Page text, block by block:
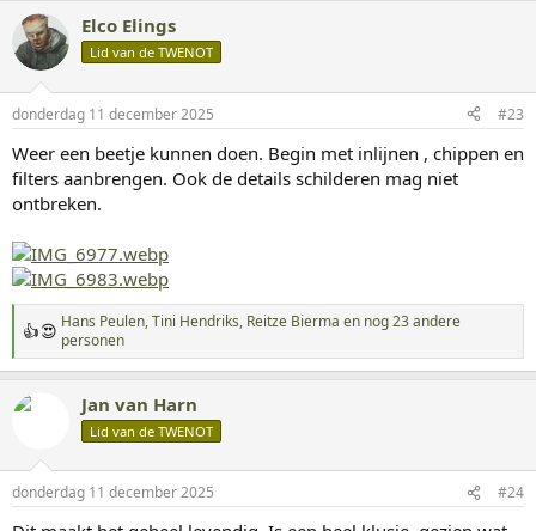
r
d
e
n
e
n
:
Elco Elings
Lid van de TWENOT
donderdag 11 december 2025 #23
Weer een beetje kunnen doen. Begin met inlijnen , chippen en
filters aanbrengen. Ook de details schilderen mag niet
ontbreken.
W
a
a
r
d
i
n
g
Hans Peulen,Tini Hendriks, Reitze Bierma en nog 23 andere
personen
Jan van Harn
Lid van de TWENOT
donderdag 11 december 2025 #24